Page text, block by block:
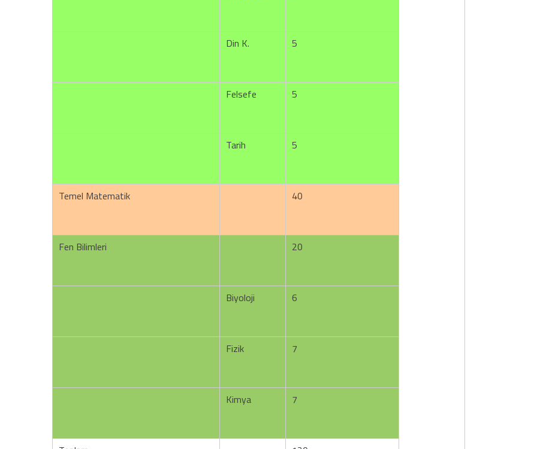
Din K. 5
Felsefe 5
Tarih 5
Temel Matematik 40
Fen Bilimleri 20
Biyoloji 6
Fizik 7
Kimya 7